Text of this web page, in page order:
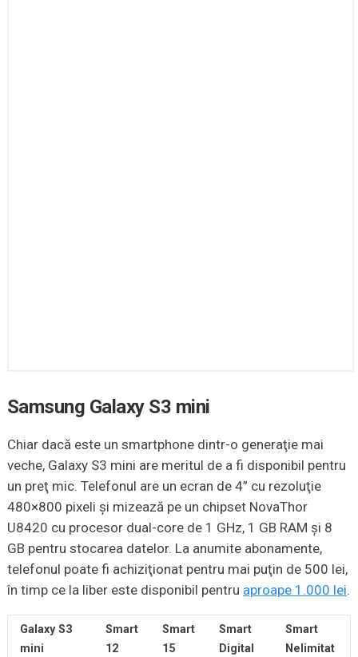
Samsung Galaxy S3 mini
Chiar dacă este un smartphone dintr-o generaţie mai
veche, Galaxy S3 mini are meritul de a fi disponibil pentru
un preţ mic. Telefonul are un ecran de 4” cu rezoluţie
480×800 pixeli şi mizează pe un chipset NovaThor
U8420 cu procesor dual-core de 1 GHz, 1 GB RAM şi 8
GB pentru stocarea datelor. La anumite abonamente,
telefonul poate fi achiziţionat pentru mai puţin de 500 lei,
în timp ce la liber este disponibil pentru aproape 1.000 lei.
Galaxy S3
mini
Smart
12
Smart
15
Smart
Digital
Smart
Nelimitat